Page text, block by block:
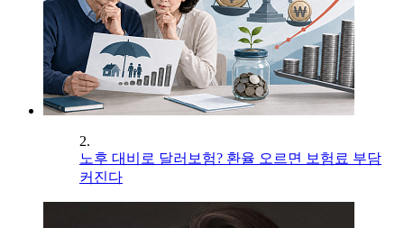
2.
노후 대비로 달러보험? 환율 오르면 보험료 부담
커진다